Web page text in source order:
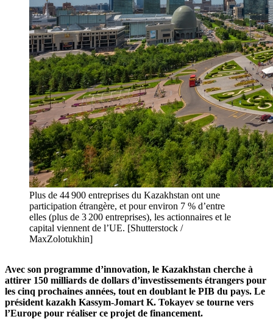
Plus de 44 900 entreprises du Kazakhstan ont une
participation étrangère, et pour environ 7 % d’entre
elles (plus de 3 200 entreprises), les actionnaires et le
capital viennent de l’UE. [Shutterstock /
MaxZolotukhin]
Avec son programme d’innovation, le Kazakhstan cherche à
attirer 150 milliards de dollars d’investissements étrangers pour
les cinq prochaines années, tout en doublant le PIB du pays. Le
président kazakh Kassym-Jomart K. Tokayev se tourne vers
l’Europe pour réaliser ce projet de financement.